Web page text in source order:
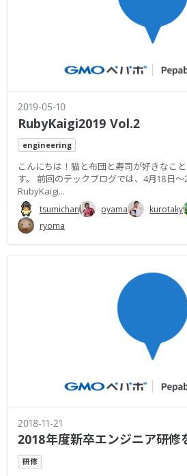
2019-05-10
RubyKaigi2019 Vol.2
engineering
こんにちは！猫と布団と寿司が好きなこ
す。 前回のテックブログでは、4月18日
RubyKaigi...
tsumichan pyama kurotaky
ryoma
2018-11-21
2018年度新卒エンジニア研修
研修